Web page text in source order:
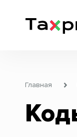
Главная